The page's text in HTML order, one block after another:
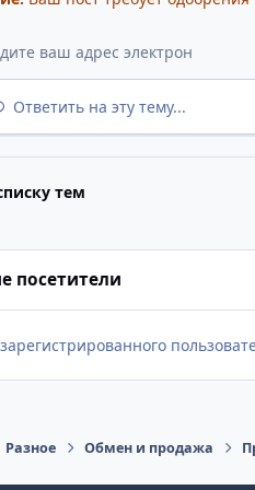
Ответить на эту тему...
тем
посетители
Разное Обмен и продажа